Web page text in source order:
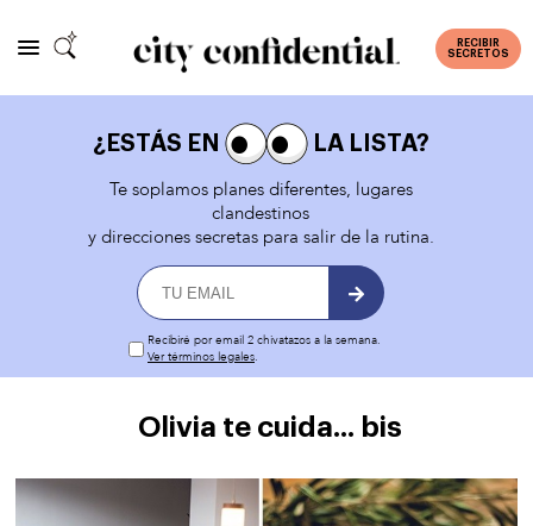
RECIBIR
SECRETOS
¿ESTÁS EN
LA LISTA?
Te soplamos planes diferentes, lugares
clandestinos
y direcciones secretas para salir de la rutina.
Recibiré por email 2 chivatazos a la semana.
Ver términos legales.
Olivia te cuida... bis